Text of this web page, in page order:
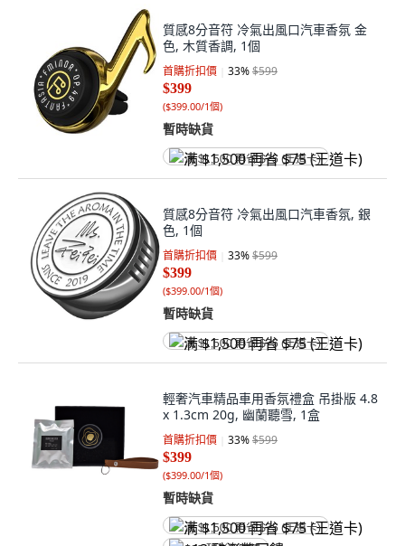
質感8分音符 冷氣出風口汽車香氛 金
色, 木質香調, 1個
首購折扣價 33%$599
$399
($399.00/1個)
暫時缺貨
满 $1,500 再省 $75 (王道卡)
質感8分音符 冷氣出風口汽車香氛, 銀
色, 1個
首購折扣價 33%$599
$399
($399.00/1個)
暫時缺貨
满 $1,500 再省 $75 (王道卡)
輕奢汽車精品車用香氛禮盒 吊掛版 4.8
x 1.3cm 20g, 幽蘭聽雪, 1盒
首購折扣價 33%$599
$399
($399.00/1個)
暫時缺貨
满 $1,500 再省 $75 (王道卡)